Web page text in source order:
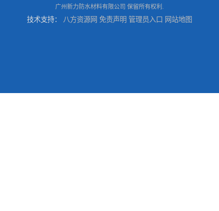
广州新力防水材料有限公司 保留所有权利.
技术支持： 八方资源网 免责声明 管理员入口 网站地图